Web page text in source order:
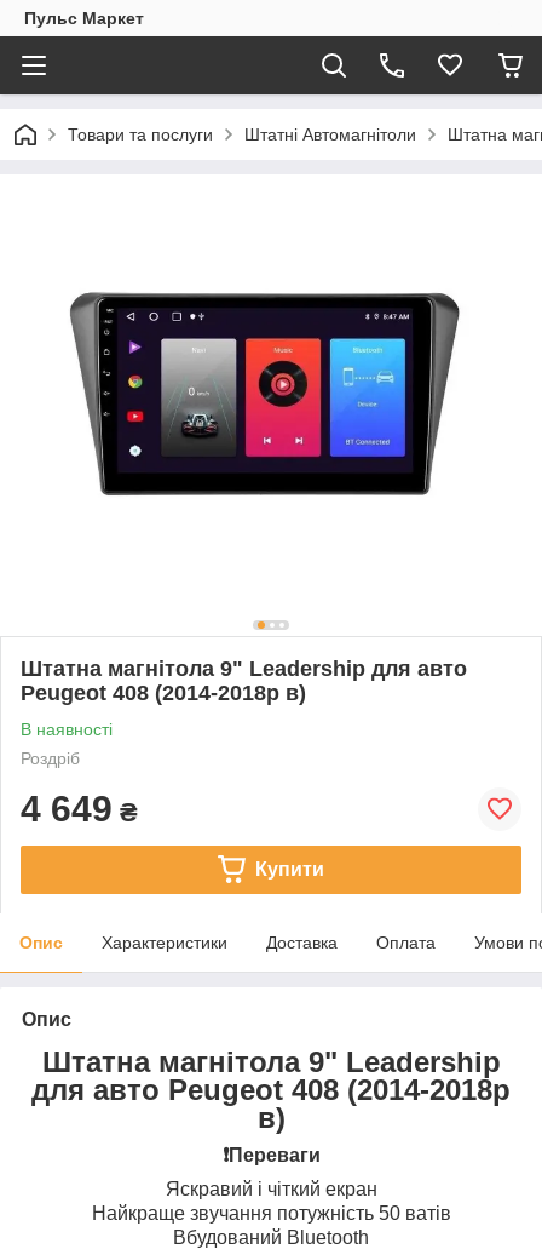
Пульс Маркет
Товари та послуги Штатні Автомагнітоли Штатна
Штатна магнітола 9" Leadership для авто
Peugeot 408 (2014-2018р в)
В наявності
Роздріб
4 649 ₴
Купити
Опис Характеристики Доставка Оплата Умови
Опис
Штатна магнітола 9" Leadership
для авто Peugeot 408 (2014-2018р
в)
❗️Переваги
Яскравий і чіткий екран
Найкраще звучання потужність 50 ватів
Вбудований Bluetooth